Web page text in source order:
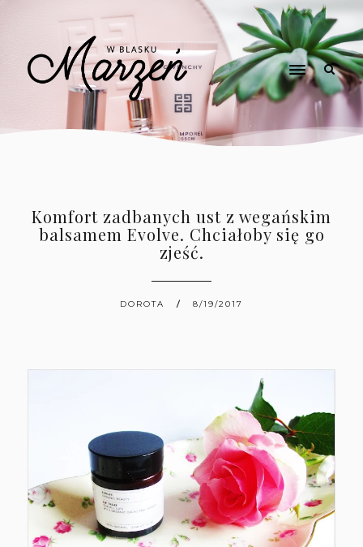
Komfort zadbanych ust z wegańskim
balsamem Evolve. Chciałoby się go
zjeść.
DOROTA 8/19/2017